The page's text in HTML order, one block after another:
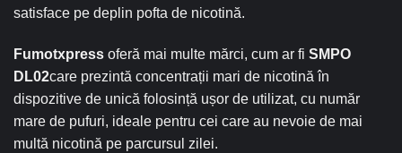
satisface pe deplin pofta de nicotină.
Fumotxpress oferă mai multe mărci, cum ar fi SMPO
DL02care prezintă concentrații mari de nicotină în
dispozitive de unică folosință ușor de utilizat, cu număr
mare de pufuri, ideale pentru cei care au nevoie de mai
multă nicotină pe parcursul zilei.